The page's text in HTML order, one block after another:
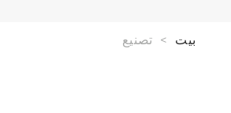
بيت > تصنيع